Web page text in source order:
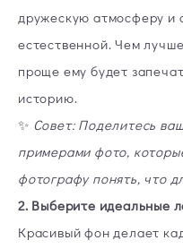
дружескую атмосферу и
естественной. Чем
проще ему будет
историю.
✨ Совет: Поделитесь
примерами фото,
фотографу понять, что
2. Выберите идеальные
Красивый фон делает